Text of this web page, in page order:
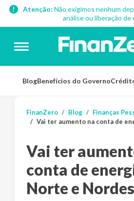
Atenção: Não exigimos nenhum
análise ou liberação de
BlogBenefícios do Governo
FinanZero Blog
Finanças
Vai ter aumento na conta de energia do Norte e
Vai ter
conta de
Norte e